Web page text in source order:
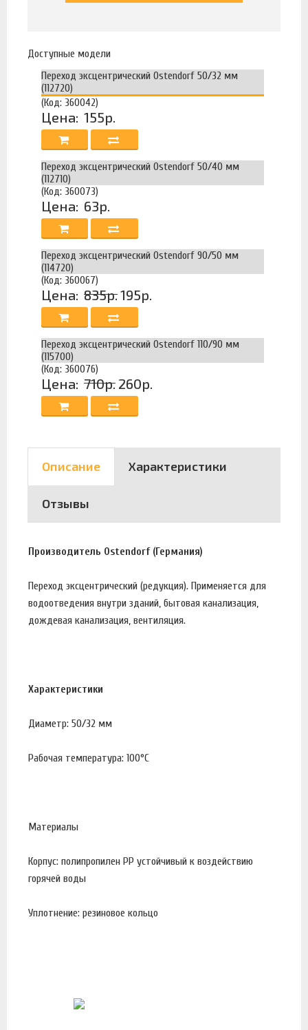
Доступные модели
Переход эксцентрический Ostendorf 50/32 мм
(112720)
(Код: 360042)
Цена: 155р.
Переход эксцентрический Ostendorf 50/40 мм
(112710)
(Код: 360073)
Цена: 63р.
Переход эксцентрический Ostendorf 90/50 мм
(114720)
(Код: 360067)
Цена: 835р.195р.
Переход эксцентрический Ostendorf 110/90 мм
(115700)
(Код: 360076)
Цена: 710р. 260р.
Описание Характеристики
Отзывы
Производитель Ostendorf (Германия)
Переход эксцентрический (редукция). Применяется для
водоотведения внутри зданий, бытовая канализация,
дождевая канализация, вентиляция.
Характеристики
Диаметр: 50/32 мм
Рабочая температура: 100°С
Материалы
Корпус: полипропилен PP устойчивый к воздействию
горячей воды
Уплотнение: резиновое кольцо